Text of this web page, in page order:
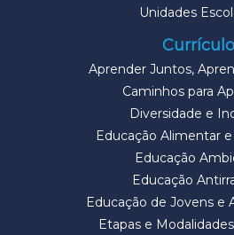
Unidades
Currículo
Aprender Juntos,
Caminhos para
Diversidade e
Educação Alimentar
Educação
Educação
Educação de Jovens e
Etapas e